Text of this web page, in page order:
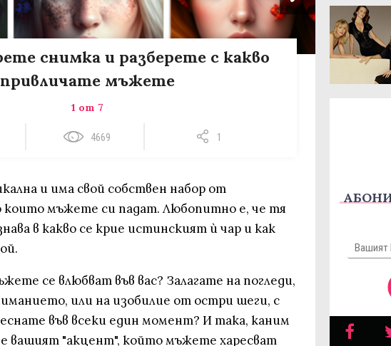
снимка и разберете с какво
привличате мъжете
1 от 7
4669 1
и има свой собствен набор от
които мъжете си падат. Любопитно е, че тя
в какво се крие истинският ѝ чар и как
се влюбват във вас? Залагате на погледи,
или на изобилие от остри шеги, с
във всеки един момент? И така, каним
е вашият "акцент", който мъжете харесват